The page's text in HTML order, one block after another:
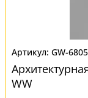
GW-
WW